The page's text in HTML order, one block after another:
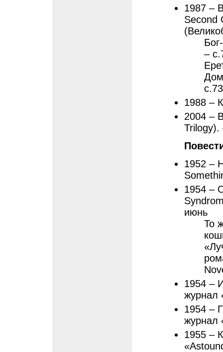
1987 –
Second
–
1988 –
2004 –
Trilogy).
1952 –
1954 –
июнь
То
1954 –
журнал
1954 –
журнал
1955 –